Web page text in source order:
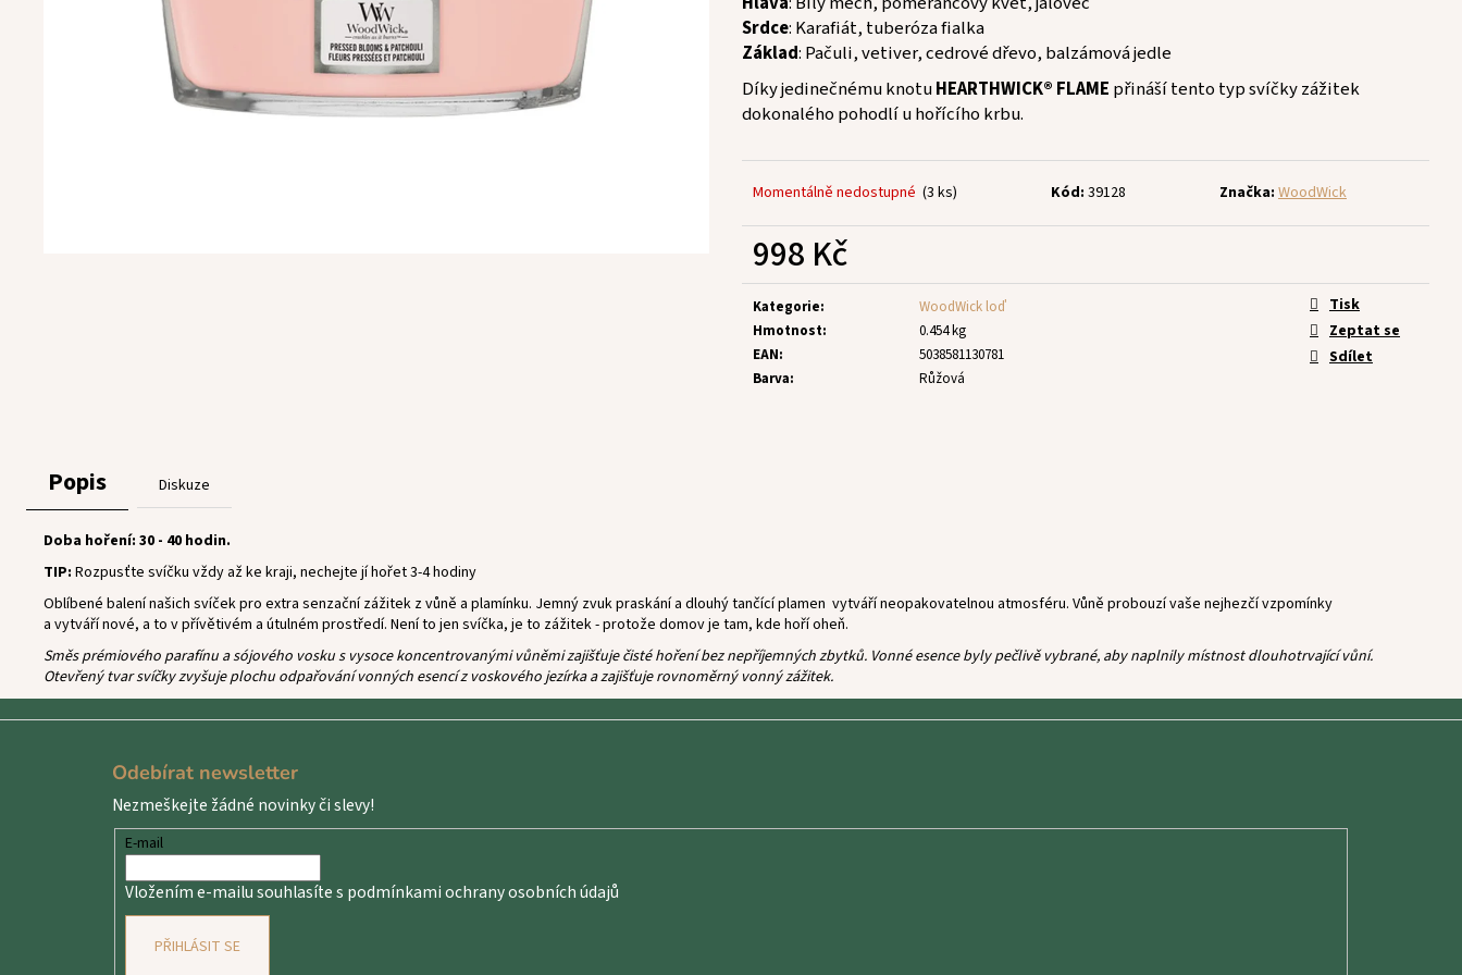
Srdce: Karafiát, tuberóza fialka
Základ: Pačuli, vetiver, cedrové dřevo, balzámová jedle
Díky jedinečnému knotuHEARTHWICK® FLAME přináší tento typ svíčky zážitek
dokonalého pohodlí u hořícího krbu.
Momentálně nedostupné (3 ks) Kód: 39128 Značka: WoodWick
998 Kč
Měrná
cena:
Kategorie:
WoodWick loď
Hmotnost:
0.454 kg
EAN:
5038581130781
Barva: Růžová
Tisk
Zeptat se
Sdílet
Popis Diskuze
Doba hoření: 30 - 40 hodin.
TIP: Rozpusťte svíčku vždy až ke kraji, nechejte jí hořet 3-4 hodiny
Oblíbené balení našich svíček pro extra senzační zážitek z vůně a plamínku. Jemný zvuk praskání a dlouhý tančící plamen vytváří neopakovatelnou atmosféru. Vůně probouzí vaše nejhezčí vzpomínky
a vytváří nové, a to v přívětivém a útulném prostředí. Není to jen svíčka, je to zážitek - protože domov je tam, kde hoří oheň.
Směs prémiového parafínu a sójového vosku s vysoce koncentrovanými vůněmi zajišťuje čisté hoření bez nepříjemných zbytků. Vonné esence byly pečlivě vybrané, aby naplnily místnost dlouhotrvající vůní.
Otevřený tvar svíčky zvyšuje plochu odpařování vonných esencí z voskového jezírka a zajišťuje rovnoměrný vonný zážitek.
Odebírat newsletter
Nezmeškejte žádné novinky či slevy!
E-mail
Vložením e-mailu souhlasíte s podmínkami ochrany osobních údajů
PŘIHLÁSIT SE